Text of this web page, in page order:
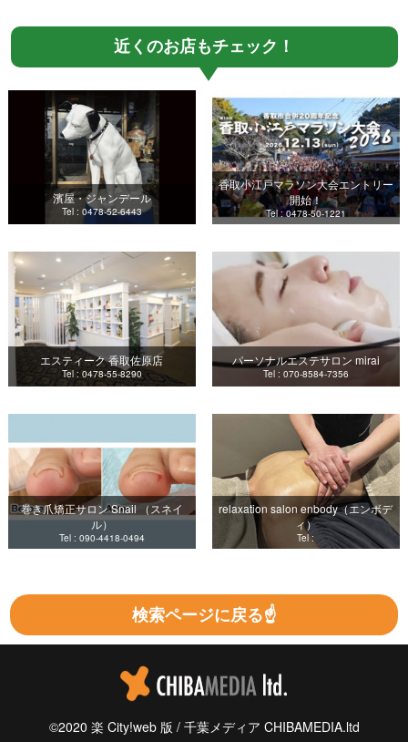
近くのお店もチェック！
濱屋・ジャンデール
Tel : 0478-52-6443
香取小江戸マラソン大会エントリー
開始！
Tel : 0478-50-1221
エスティーク 香取佐原店
Tel : 0478-55-8290
パーソナルエステサロン mirai
Tel : 070-8584-7356
巻き爪矯正サロン Snail （スネイ
ル）
Tel : 090-4418-0494
relaxation salon enbody（エンボデ
ィ）
Tel :
検索ページに戻る☝
©2020 楽 City!web 版 / 千葉メディア CHIBAMEDIA.ltd